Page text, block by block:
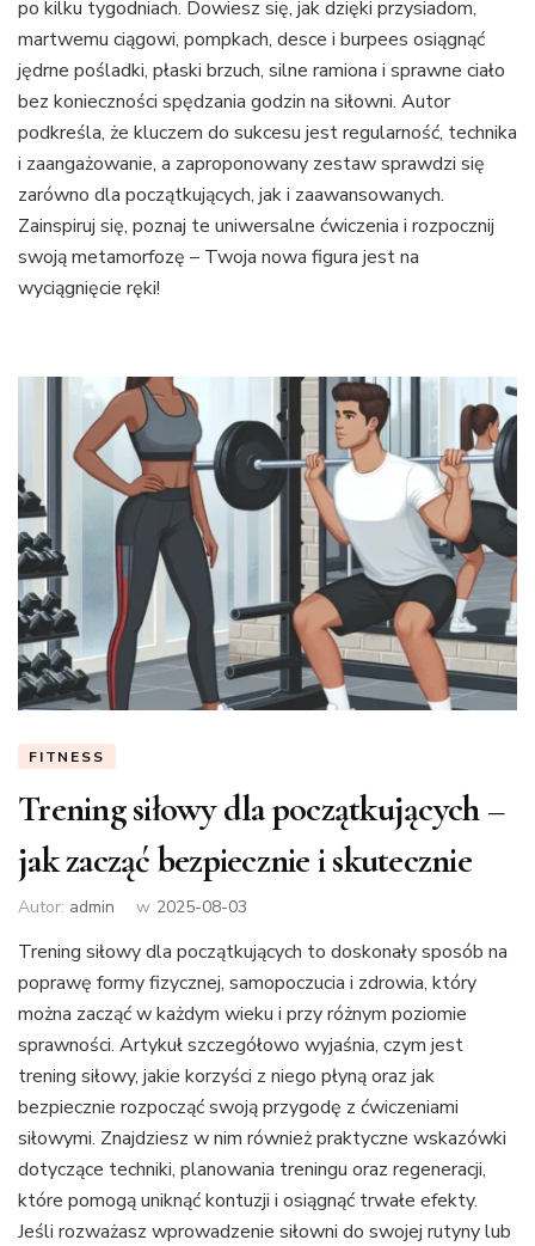
po kilku tygodniach. Dowiesz się, jak dzięki przysiadom,
martwemu ciągowi, pompkach, desce i burpees osiągnąć
jędrne pośladki, płaski brzuch, silne ramiona i sprawne ciało
bez konieczności spędzania godzin na siłowni. Autor
podkreśla, że kluczem do sukcesu jest regularność, technika
i zaangażowanie, a zaproponowany zestaw sprawdzi się
zarówno dla początkujących, jak i zaawansowanych.
Zainspiruj się, poznaj te uniwersalne ćwiczenia i rozpocznij
swoją metamorfozę – Twoja nowa figura jest na
wyciągnięcie ręki!
FITNESS
Trening siłowy dla początkujących –
jak zacząć bezpiecznie i skutecznie
Autor: admin w 2025-08-03
Trening siłowy dla początkujących to doskonały sposób na
poprawę formy fizycznej, samopoczucia i zdrowia, który
można zacząć w każdym wieku i przy różnym poziomie
sprawności. Artykuł szczegółowo wyjaśnia, czym jest
trening siłowy, jakie korzyści z niego płyną oraz jak
bezpiecznie rozpocząć swoją przygodę z ćwiczeniami
siłowymi. Znajdziesz w nim również praktyczne wskazówki
dotyczące techniki, planowania treningu oraz regeneracji,
które pomogą uniknąć kontuzji i osiągnąć trwałe efekty.
Jeśli rozważasz wprowadzenie siłowni do swojej rutyny lub